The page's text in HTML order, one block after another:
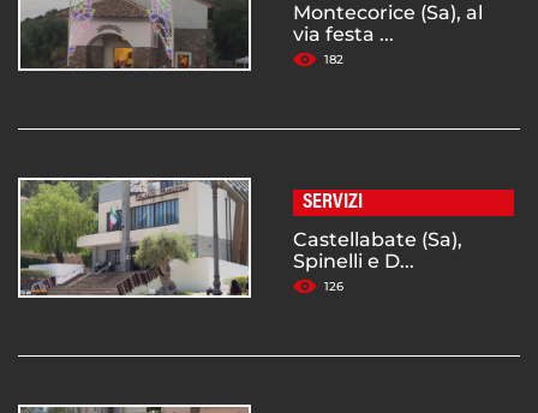
Montecorice (Sa), al
via festa ...
182
SERVIZI
Castellabate (Sa),
Spinelli e D...
126